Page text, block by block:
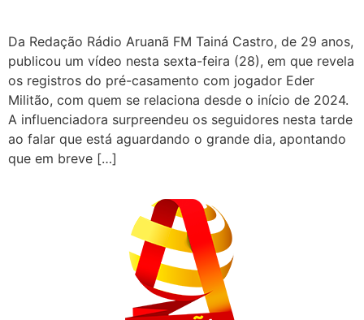
Da Redação Rádio Aruanã FM Tainá Castro, de 29 anos,
publicou um vídeo nesta sexta-feira (28), em que revela
os registros do pré-casamento com jogador Eder
Militão, com quem se relaciona desde o início de 2024.
A influenciadora surpreendeu os seguidores nesta tarde
ao falar que está aguardando o grande dia, apontando
que em breve […]